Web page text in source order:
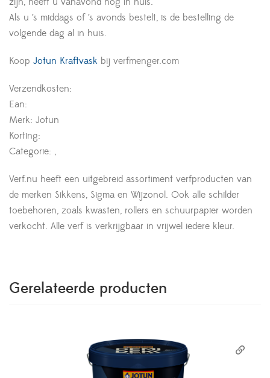
Als u ’s middags of ’s avonds bestelt, is de bestelling de
volgende dag al in huis.
Koop Jotun Kraftvask bij verfmenger.com
Verzendkosten:
Ean:
Merk: Jotun
Korting:
Categorie: ,
Verf.nu heeft een uitgebreid assortiment verfproducten van
de merken Sikkens, Sigma en Wijzonol. Ook alle schilder
toebehoren, zoals kwasten, rollers en schuurpapier worden
verkocht. Alle verf is verkrijgbaar in vrijwel iedere kleur.
Gerelateerde producten